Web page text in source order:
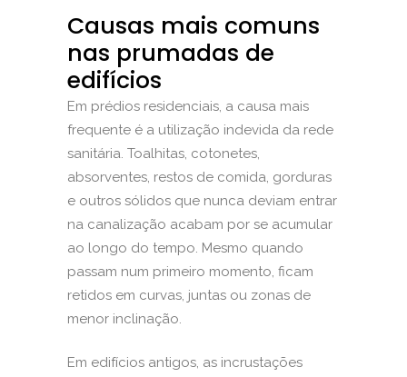
Causas mais comuns
nas prumadas de
edifícios
Em prédios residenciais, a causa mais
frequente é a utilização indevida da rede
sanitária. Toalhitas, cotonetes,
absorventes, restos de comida, gorduras
e outros sólidos que nunca deviam entrar
na canalização acabam por se acumular
ao longo do tempo. Mesmo quando
passam num primeiro momento, ficam
retidos em curvas, juntas ou zonas de
menor inclinação.
Em edifícios antigos, as incrustações